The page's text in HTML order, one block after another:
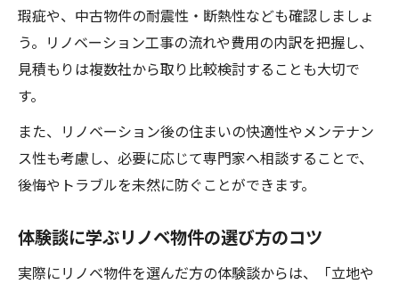
瑕疵や、中古物件の耐震性・断熱性なども確認しましょ
う。リノベーション工事の流れや費用の内訳を把握し、
見積もりは複数社から取り比較検討することも大切で
す。
また、リノベーション後の住まいの快適性やメンテナン
ス性も考慮し、必要に応じて専門家へ相談することで、
後悔やトラブルを未然に防ぐことができます。
体験談に学ぶリノベ物件の選び方のコツ
実際にリノベ物件を選んだ方の体験談からは、「立地や